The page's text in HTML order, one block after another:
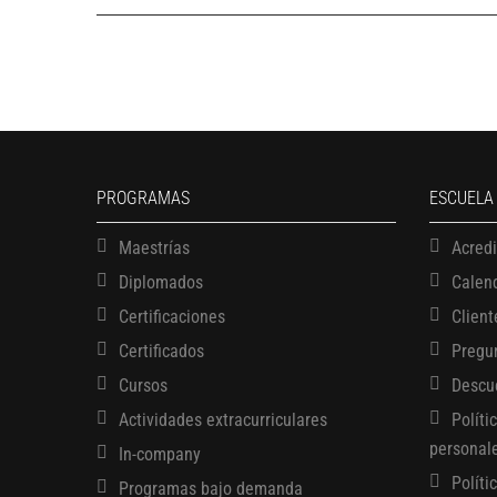
PROGRAMAS
Maestrías
Diplomados
Certificaciones
Certificados
Cursos
Actividades extracurriculares
In-company
Programas bajo demanda